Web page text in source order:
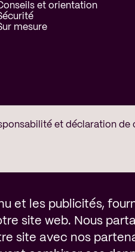
et les publicités,
site web. Nous
site avec nos
et orientation
mesure
et déclaration de